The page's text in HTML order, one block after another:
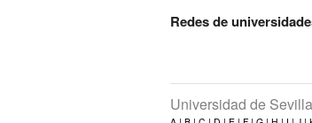
Redes de
Universidad de